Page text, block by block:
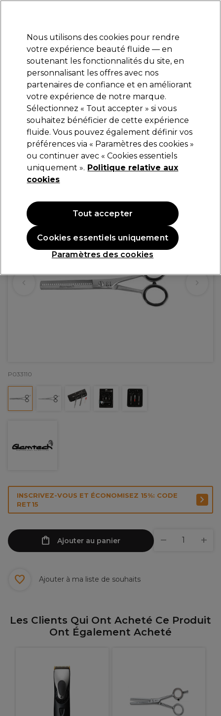
Se connecter
Marques Bons plans Coiffure Electro et Matériel
Livraison et délais
lire la suite
Glamtech E1 Ciseau de Coupe et d'Effilage
5.5in SE
41,69 €
P033110
INSCRIVEZ-VOUS ET ÉCONOMISEZ 15%: CODE
RET15
Ajouter au panier
Ajouter à ma liste de souhaits
Les Clients Qui Ont Acheté Ce Produit
Ont Également Acheté
Nous utilisons des cookies pour rendre
votre expérience beauté fluide — en
soutenant les fonctionnalités du site, en
personnalisant les offres avec nos
partenaires de confiance et en améliorant
votre expérience de notre marque.
Sélectionnez « Tout accepter » si vous
souhaitez bénéficier de cette expérience
fluide. Vous pouvez également définir vos
préférences via « Paramètres des cookies »
ou continuer avec « Cookies essentiels
uniquement ». Politique relative aux
cookies
Paramètres des cookies
Cookies essentiels uniquement
Tout accepter